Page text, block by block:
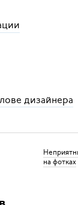
дизайнера
на фотках